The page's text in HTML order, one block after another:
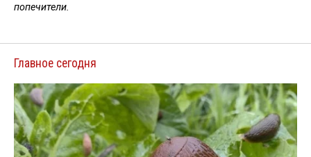
попечители.
Главное сегодня